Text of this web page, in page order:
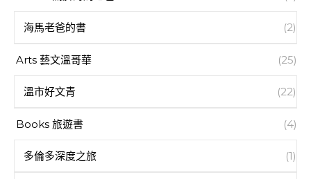
海馬老爸的書 (2)
Arts 藝文溫哥華 (25)
溫市好文青 (22)
Books 旅遊書 (4)
多倫多深度之旅 (1)